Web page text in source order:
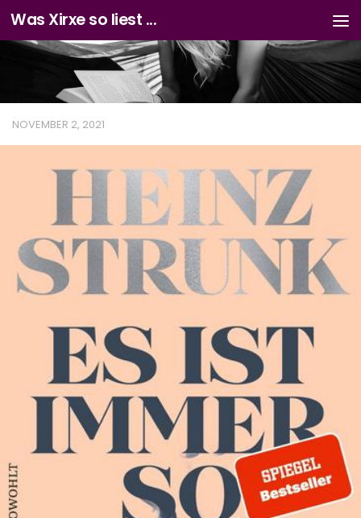
Zum Inhalt springen
Was Xirxe so liest ...
NOVEMBER 2, 2021